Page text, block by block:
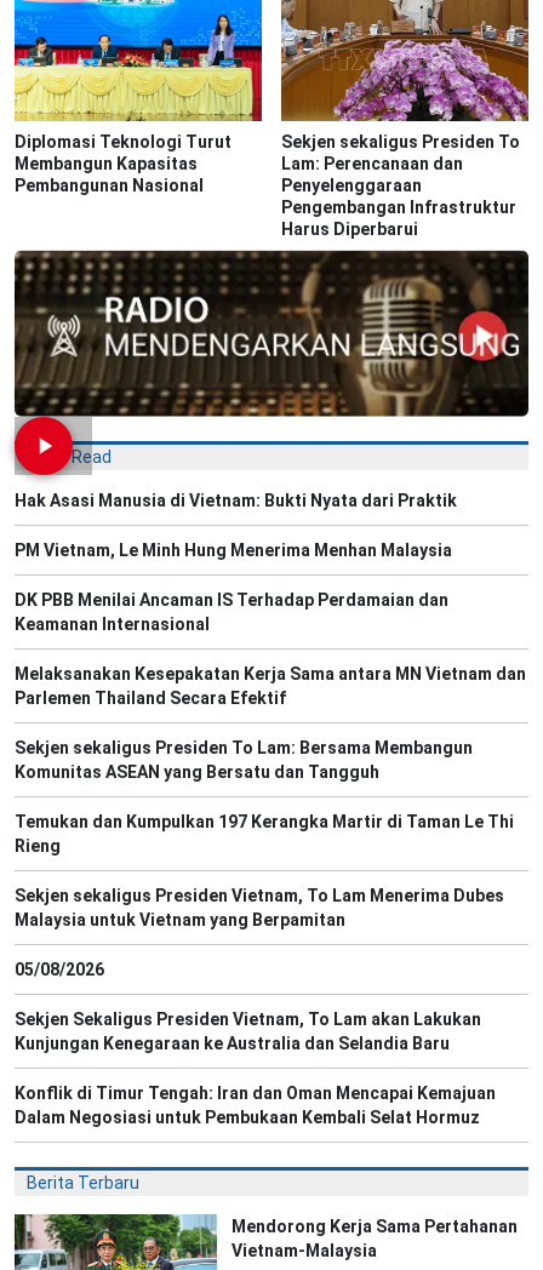
Diplomasi Teknologi Turut
Membangun Kapasitas
Pembangunan Nasional
Sekjen sekaligus Presiden To
Lam: Perencanaan dan
Penyelenggaraan
Pengembangan Infrastruktur
Harus Diperbarui
Most Read
Hak Asasi Manusia di Vietnam: Bukti Nyata dari Praktik
PM Vietnam, Le Minh Hung Menerima Menhan Malaysia
DK PBB Menilai Ancaman IS Terhadap Perdamaian dan
Keamanan Internasional
Melaksanakan Kesepakatan Kerja Sama antara MN Vietnam dan
Parlemen Thailand Secara Efektif
Sekjen sekaligus Presiden To Lam: Bersama Membangun
Komunitas ASEAN yang Bersatu dan Tangguh
Temukan dan Kumpulkan 197 Kerangka Martir di Taman Le Thi
Rieng
Sekjen sekaligus Presiden Vietnam, To Lam Menerima Dubes
Malaysia untuk Vietnam yang Berpamitan
05/08/2026
Sekjen Sekaligus Presiden Vietnam, To Lam akan Lakukan
Kunjungan Kenegaraan ke Australia dan Selandia Baru
Konflik di Timur Tengah: Iran dan Oman Mencapai Kemajuan
Dalam Negosiasi untuk Pembukaan Kembali Selat Hormuz
Berita Terbaru
Mendorong Kerja Sama Pertahanan
Vietnam-Malaysia